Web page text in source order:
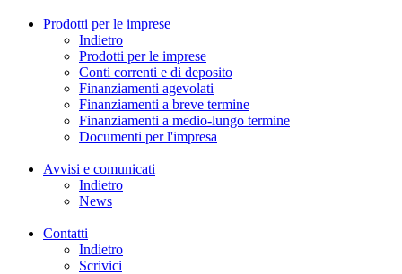
Prodotti per le imprese
Indietro
Prodotti per le imprese
Conti correnti e di deposito
Finanziamenti agevolati
Finanziamenti a breve termine
Finanziamenti a medio-lungo termine
Documenti per l'impresa
Avvisi e comunicati
Indietro
News
Contatti
Indietro
Scrivici